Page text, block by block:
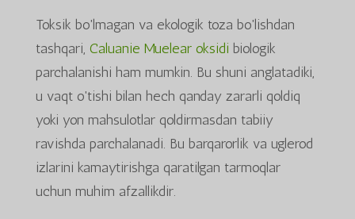
Toksik bo'lmagan va ekologik toza bo'lishdan
tashqari, Caluanie Muelear oksidi biologik
parchalanishi ham mumkin. Bu shuni anglatadiki,
u vaqt o'tishi bilan hech qanday zararli qoldiq
yoki yon mahsulotlar qoldirmasdan tabiiy
ravishda parchalanadi. Bu barqarorlik va uglerod
izlarini kamaytirishga qaratilgan tarmoqlar
uchun muhim afzallikdir.